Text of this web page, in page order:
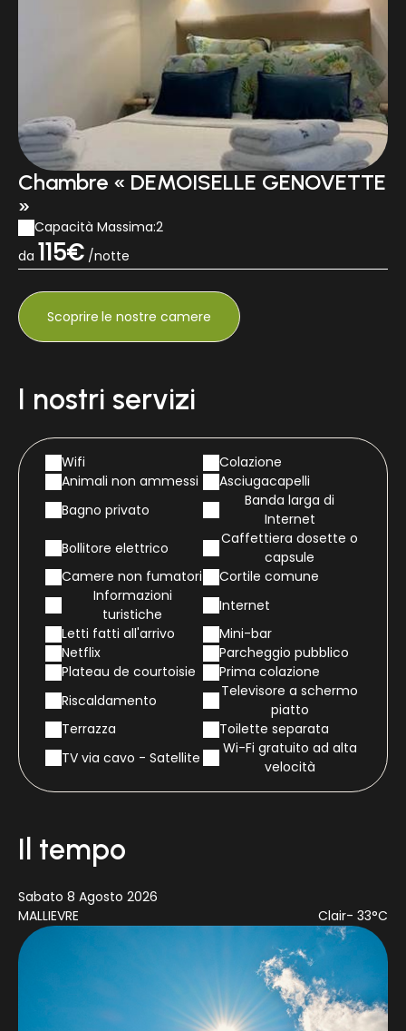
Chambre « DEMOISELLE GENOVETTE
»
Capacità Massima:2
da 115€ /notte
Scoprire le nostre camere
I nostri servizi
Wifi
Colazione
Animali non ammessi
Asciugacapelli
Bagno privato
Banda larga di
Internet
Bollitore elettrico
Caffettiera dosette o
capsule
Camere non fumatori
Cortile comune
Informazioni
turistiche
Internet
Letti fatti all'arrivo
Mini-bar
Netflix
Parcheggio pubblico
Plateau de courtoisie
Prima colazione
Riscaldamento
Televisore a schermo
piatto
Terrazza
Toilette separata
TV via cavo - Satellite
Wi-Fi gratuito ad alta
velocità
Il tempo
Sabato 8 Agosto 2026
MALLIEVRE
Clair- 33°C